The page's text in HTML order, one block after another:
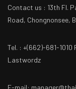
Contact us : 13th Fl.
Road, Chongnonsee,
Tel. : +(662)-681-1010
Lastwordz